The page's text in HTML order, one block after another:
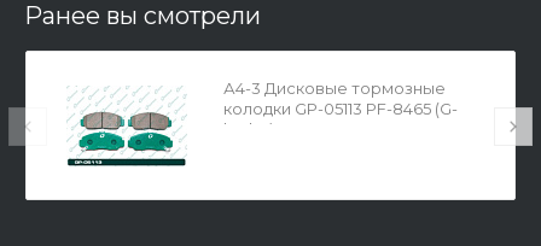
Ранее вы смотрели
А4-3 Дисковые тормозные
колодки GP-05113 PF-8465 (G-
brake)